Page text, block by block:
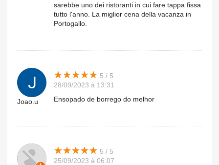
sarebbe uno dei ristoranti in cui fare tappa fissa
tutto l'anno. La miglior cena della vacanza in
Portogallo.
Joao.u
★★★★★
★★★★★ 5 / 5
28/09/2023 à 13:31
Ensopado de borrego do melhor
★★★★★
★★★★★ 5 / 5
25/09/2023 à 06:07